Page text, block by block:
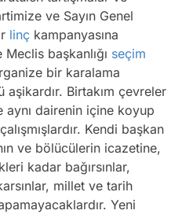
ve Sayın Genel
linç kampanyasına
başkanlığı seçim
bir karalama
aşikardır. Birtakım çevreler
aynı dairenin içine koyup
Kendi başkan
ve bölücülerin icazetine,
kadar bağırsınlar,
millet ve tarih
Yeni